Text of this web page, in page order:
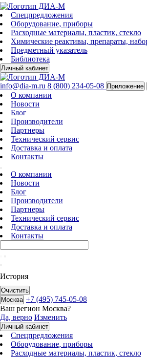
Спецпредложения
Оборудование, приборы
Расходные материалы, пластик, стекло
Химические реактивы, препараты,
Предметный указатель
Библиотека
Личный кабинет
info@dia-m.ru 8 (800) 234-05-08 Приложение
О компании
Новости
Блог
Производители
Партнеры
Технический сервис
Доставка и оплата
Контакты
О компании
Новости
Блог
Производители
Партнеры
Технический сервис
Доставка и оплата
Контакты
История
Очистить
Москва +7 (495) 745-05-08
Ваш регион Москва?
Да, верно Изменить
Личный кабинет
Спецпредложения
Оборудование, приборы
Расходные материалы, пластик, стекло